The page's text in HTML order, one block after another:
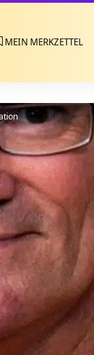
MEIN MERKZETTEL